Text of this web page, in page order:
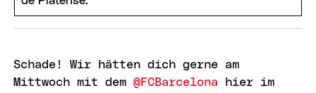
Schade! Wir hätten dich gerne am
Mittwoch mit dem@FCBarcelona hier im